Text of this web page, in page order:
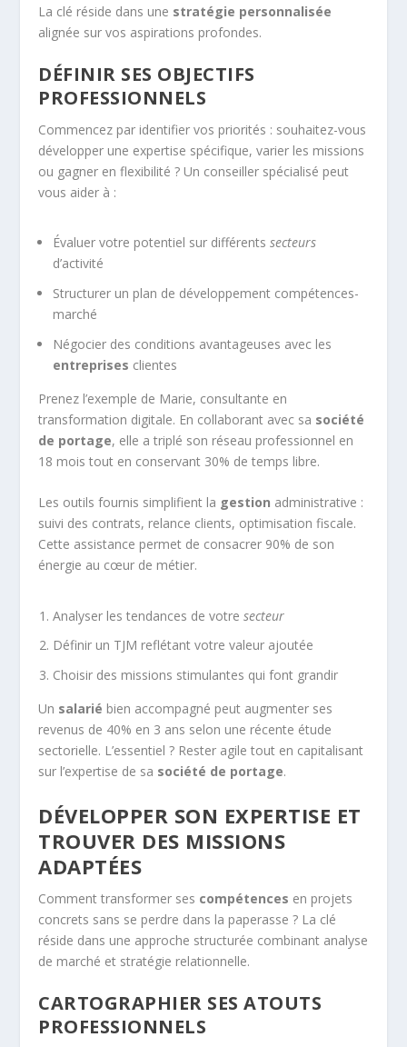
La clé réside dans une stratégie personnalisée
alignée sur vos aspirations profondes.
DÉFINIR SES OBJECTIFS
PROFESSIONNELS
Commencez par identifier vos priorités : souhaitez-vous
développer une expertise spécifique, varier les missions
ou gagner en flexibilité ? Un conseiller spécialisé peut
vous aider à :
Évaluer votre potentiel sur différentssecteurs
d’activité
Structurer un plan de développement compétences-
marché
Négocier des conditions avantageuses avec les
entreprises clientes
Prenez l’exemple de Marie, consultante en
transformation digitale. En collaborant avec sa société
de portage, elle a triplé son réseau professionnel en
18 mois tout en conservant 30% de temps libre.
Les outils fournis simplifient la gestion administrative :
suivi des contrats, relance clients, optimisation fiscale.
Cette assistance permet de consacrer 90% de son
énergie au cœur de métier.
Analyser les tendances de votresecteur
Définir un TJM reflétant votre valeur ajoutée
Choisir des missions stimulantes qui font grandir
Un salarié bien accompagné peut augmenter ses
revenus de 40% en 3 ans selon une récente étude
sectorielle. L’essentiel ? Rester agile tout en capitalisant
sur l’expertise de sa société de portage.
DÉVELOPPER SON EXPERTISE ET
TROUVER DES MISSIONS
ADAPTÉES
Comment transformer ses compétences en projets
concrets sans se perdre dans la paperasse ? La clé
réside dans une approche structurée combinant analyse
de marché et stratégie relationnelle.
CARTOGRAPHIER SES ATOUTS
PROFESSIONNELS